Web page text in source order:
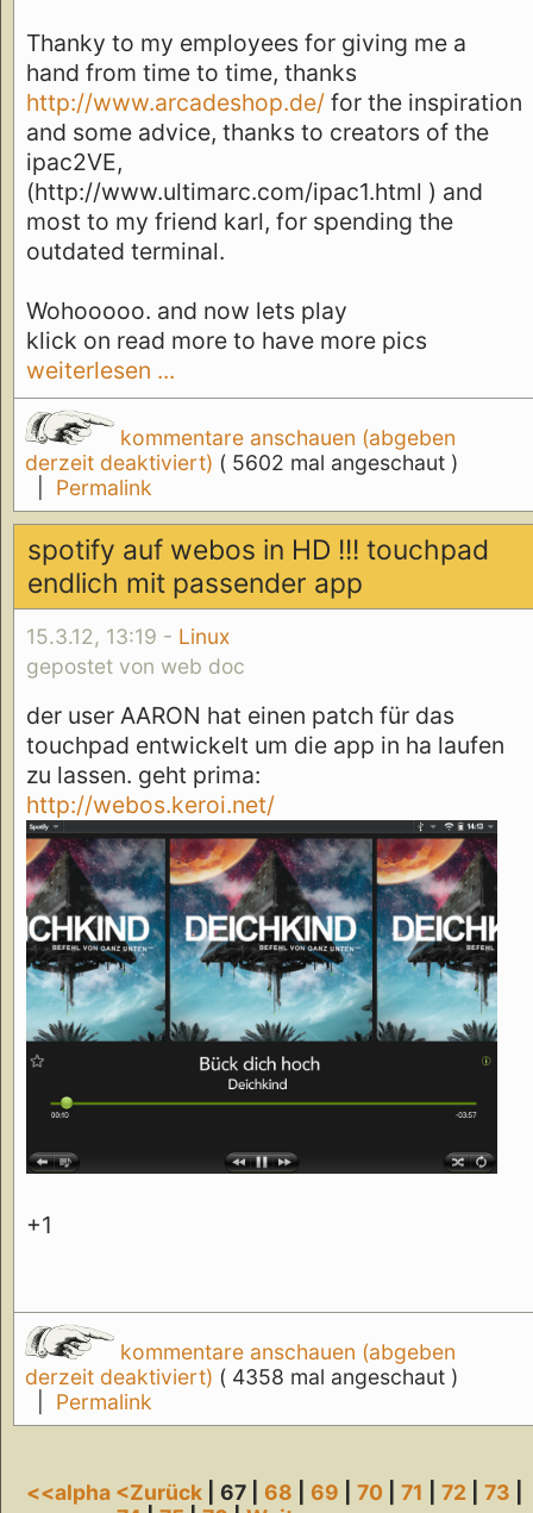
Thanky to my employees for giving me a
hand from time to time, thanks
http://www.arcadeshop.de/ for the inspiration
and some advice, thanks to creators of the
ipac2VE,
(http://www.ultimarc.com/ipac1.html ) and
most to my friend karl, for spending the
outdated terminal.
Wohooooo. and now lets play
klick on read more to have more pics
weiterlesen ...
kommentare anschauen (abgeben
derzeit deaktiviert) ( 5602 mal angeschaut )
Permalink
spotify auf webos in HD !!! touchpad
endlich mit passender app
15.3.12, 13:19 - Linux
gepostet von web doc
der user AARON hat einen patch für das
touchpad entwickelt um die app in ha laufen
zu lassen. geht prima:
http://webos.keroi.net/
+1
kommentare anschauen (abgeben
derzeit deaktiviert) ( 4358 mal angeschaut )
Permalink
<<alpha <Zurück | 67 | 68 69 70| 71 72 73